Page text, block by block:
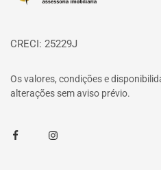
CRECI: 25229J
Os valores, condições e
alterações sem aviso prévio.
FacebookInstagram